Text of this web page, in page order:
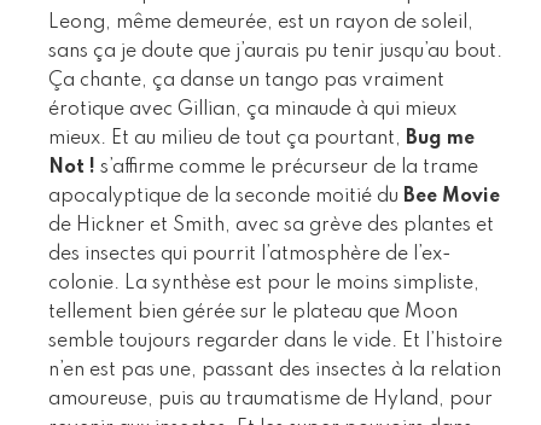
Leong, même demeurée, est un rayon de soleil,
sans ça je doute que j’aurais pu tenir jusqu’au bout.
Ça chante, ça danse un tango pas vraiment
érotique avec Gillian, ça minaude à qui mieux
mieux. Et au milieu de tout ça pourtant, Bug me
Not ! s’affirme comme le précurseur de la trame
apocalyptique de la seconde moitié du Bee Movie
de Hickner et Smith, avec sa grève des plantes et
des insectes qui pourrit l’atmosphère de l’ex-
colonie. La synthèse est pour le moins simpliste,
tellement bien gérée sur le plateau que Moon
semble toujours regarder dans le vide. Et l’histoire
n’en est pas une, passant des insectes à la relation
amoureuse, puis au traumatisme de Hyland, pour